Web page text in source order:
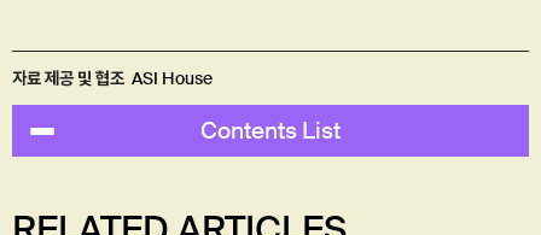
자료 제공 및 협조 ASI House
Contents List